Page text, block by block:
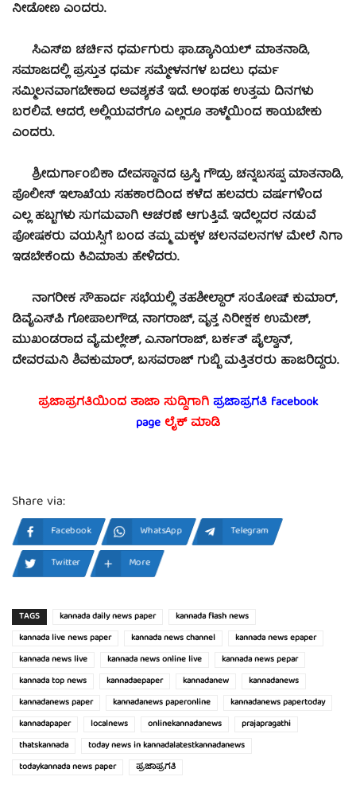
ನೀಡೋಣ ಎಂದರು.
ಸಿಎಸ್‍ಐ ಚರ್ಚಿನ ಧರ್ಮಗುರು ಫಾ.ಡ್ಯಾನಿಯಲ್ ಮಾತನಾಡಿ,
ಸಮಾಜದಲ್ಲಿ ಪ್ರಸ್ತುತ ಧರ್ಮ ಸಮ್ಮೇಳನಗಳ ಬದಲು ಧರ್ಮ
ಸಮ್ಮಿಲನವಾಗಬೇಕಾದ ಅವಶ್ಯಕತೆ ಇದೆ. ಅಂಥಹ ಉತ್ತಮ ದಿನಗಳು
ಬರಲಿವೆ. ಆದರೆ, ಅಲ್ಲಿಯವರೆಗೂ ಎಲ್ಲರೂ ತಾಳ್ಮೆಯಿಂದ ಕಾಯಬೇಕು
ಎಂದರು.
ಶ್ರೀದುರ್ಗಾಂಬಿಕಾ ದೇವಸ್ಥಾನದ ಟ್ರಸ್ಟಿ ಗೌಡ್ರು ಚನ್ನಬಸಪ್ಪ ಮಾತನಾಡಿ,
ಪೊಲೀಸ್ ಇಲಾಖೆಯ ಸಹಕಾರದಿಂದ ಕಳೆದ ಹಲವರು ವರ್ಷಗಳಿಂದ
ಎಲ್ಲ ಹಬ್ಬಗಳು ಸುಗಮವಾಗಿ ಆಚರಣೆ ಆಗುತ್ತಿವೆ. ಇದೆಲ್ಲದರ ನಡುವೆ
ಪೋಷಕರು ವಯಸ್ಸಿಗೆ ಬಂದ ತಮ್ಮ ಮಕ್ಕಳ ಚಲನವಲನಗಳ ಮೇಲೆ ನಿಗಾ
ಇಡಬೇಕೆಂದು ಕಿವಿಮಾತು ಹೇಳಿದರು.
ನಾಗರೀಕ ಸೌಹಾರ್ದ ಸಭೆಯಲ್ಲಿ ತಹಶೀಲ್ದಾರ್ ಸಂತೋಷ್ ಕುಮಾರ್,
ಡಿವೈಎಸ್‍ಪಿ ಗೋಪಾಲಗೌಡ, ನಾಗರಾಜ್, ವೃತ್ತ ನಿರೀಕ್ಷಕ ಉಮೇಶ್,
ಮುಖಂಡರಾದ ವೈ.ಮಲ್ಲೇಶ್, ಎ.ನಾಗರಾಜ್, ಬರ್ಕತ್ ಪೈಲ್ವಾನ್,
ದೇವರಮನಿ ಶಿವಕುಮಾರ್, ಬಸವರಾಜ್ ಗುಬ್ಬಿ ಮತ್ತಿತರರು ಹಾಜರಿದ್ದರು.
ಪ್ರಜಾಪ್ರಗತಿಯಿಂದ ತಾಜಾ ಸುದ್ದಿಗಾಗಿಪ್ರಜಾಪ್ರಗತಿ facebook
page ಲೈಕ್ ಮಾಡಿ
Share via:
Facebook WhatsApp
Telegram
Twitter
More
TAGS kannada daily news paper
kannada flash news
kannada live news paper
kannada news channel
kannada news epaper
kannada news live
kannada news online live
kannada news pepar
kannada top news
kannadaepaper kannadanew
kannadanews
kannadanews paper
kannadanews paperonline
kannadanews papertoday
kannadapaper
localnews onlinekannadanews
prajapragathi
thatskannada
today news in kannadalatestkannadanews
todaykannada news paper
ಪ್ರಜಾಪ್ರಗತಿ